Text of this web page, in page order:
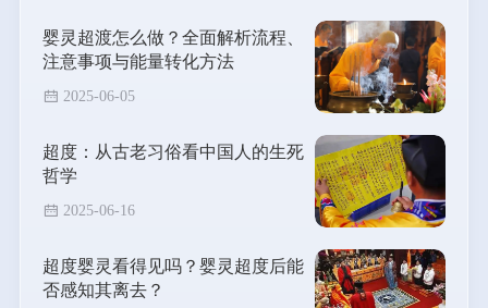
婴灵超渡怎么做？全面解析流程、
注意事项与能量转化方法
2025-06-05
超度：从古老习俗看中国人的生死
哲学
2025-06-16
超度婴灵看得见吗？婴灵超度后能
否感知其离去？